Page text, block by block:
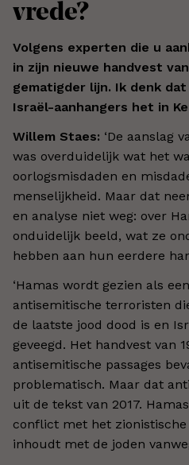
vrede?
Volgens experten die u
in zijn nieuwe handvest
gematigder lijn. Ik denk
Israël-aanhangers het in
Willem Staes: ‘De aanslag
was overduidelijk wat het
oorlogsmisdaden en
menselijkheid. Maar dat
en analyse niet weg: over
onduidelijk beeld, wat ze
hebben aan hun eerdere
‘Hamas wordt gezien als
antisemitische terroristen
de laatste jood dood is en
geveegd. Het handvest van
antisemitische passages
problematisch. Maar dat
uit de tekst van 2017.
conflict met het
inhoudt met de joden